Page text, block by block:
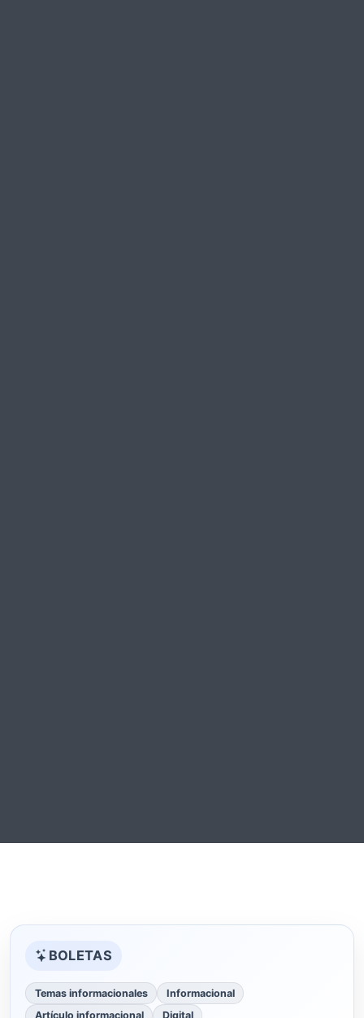
BOLETAS
Temas informacionales
Informacional
Artículo informacional
Digital